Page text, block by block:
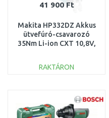
41 900 Ft
Makita HP332DZ Akkus
ütvefúró-csavarozó
35Nm Li-ion CXT 10,8V,
RAKTÁRON
Összehasonlítás